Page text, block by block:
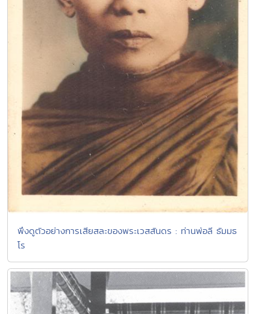
พึงดูตัวอย่างการเสียสละของพระเวสสันดร : ท่านพ่อลี ธัมมธ
โร